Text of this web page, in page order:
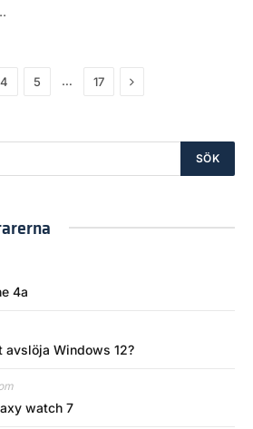
4 5 … 17 Next
4a
avslöja Windows 12?
watch 7